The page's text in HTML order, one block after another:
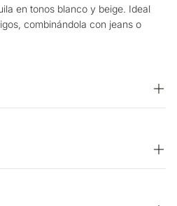
en tonos blanco y beige. Ideal
combinándola con jeans o